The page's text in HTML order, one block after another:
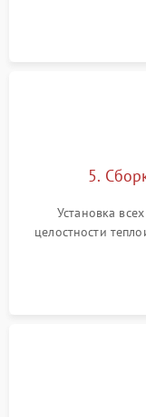
выгоревших
5.
Установка
целостности
исключить
Надежная